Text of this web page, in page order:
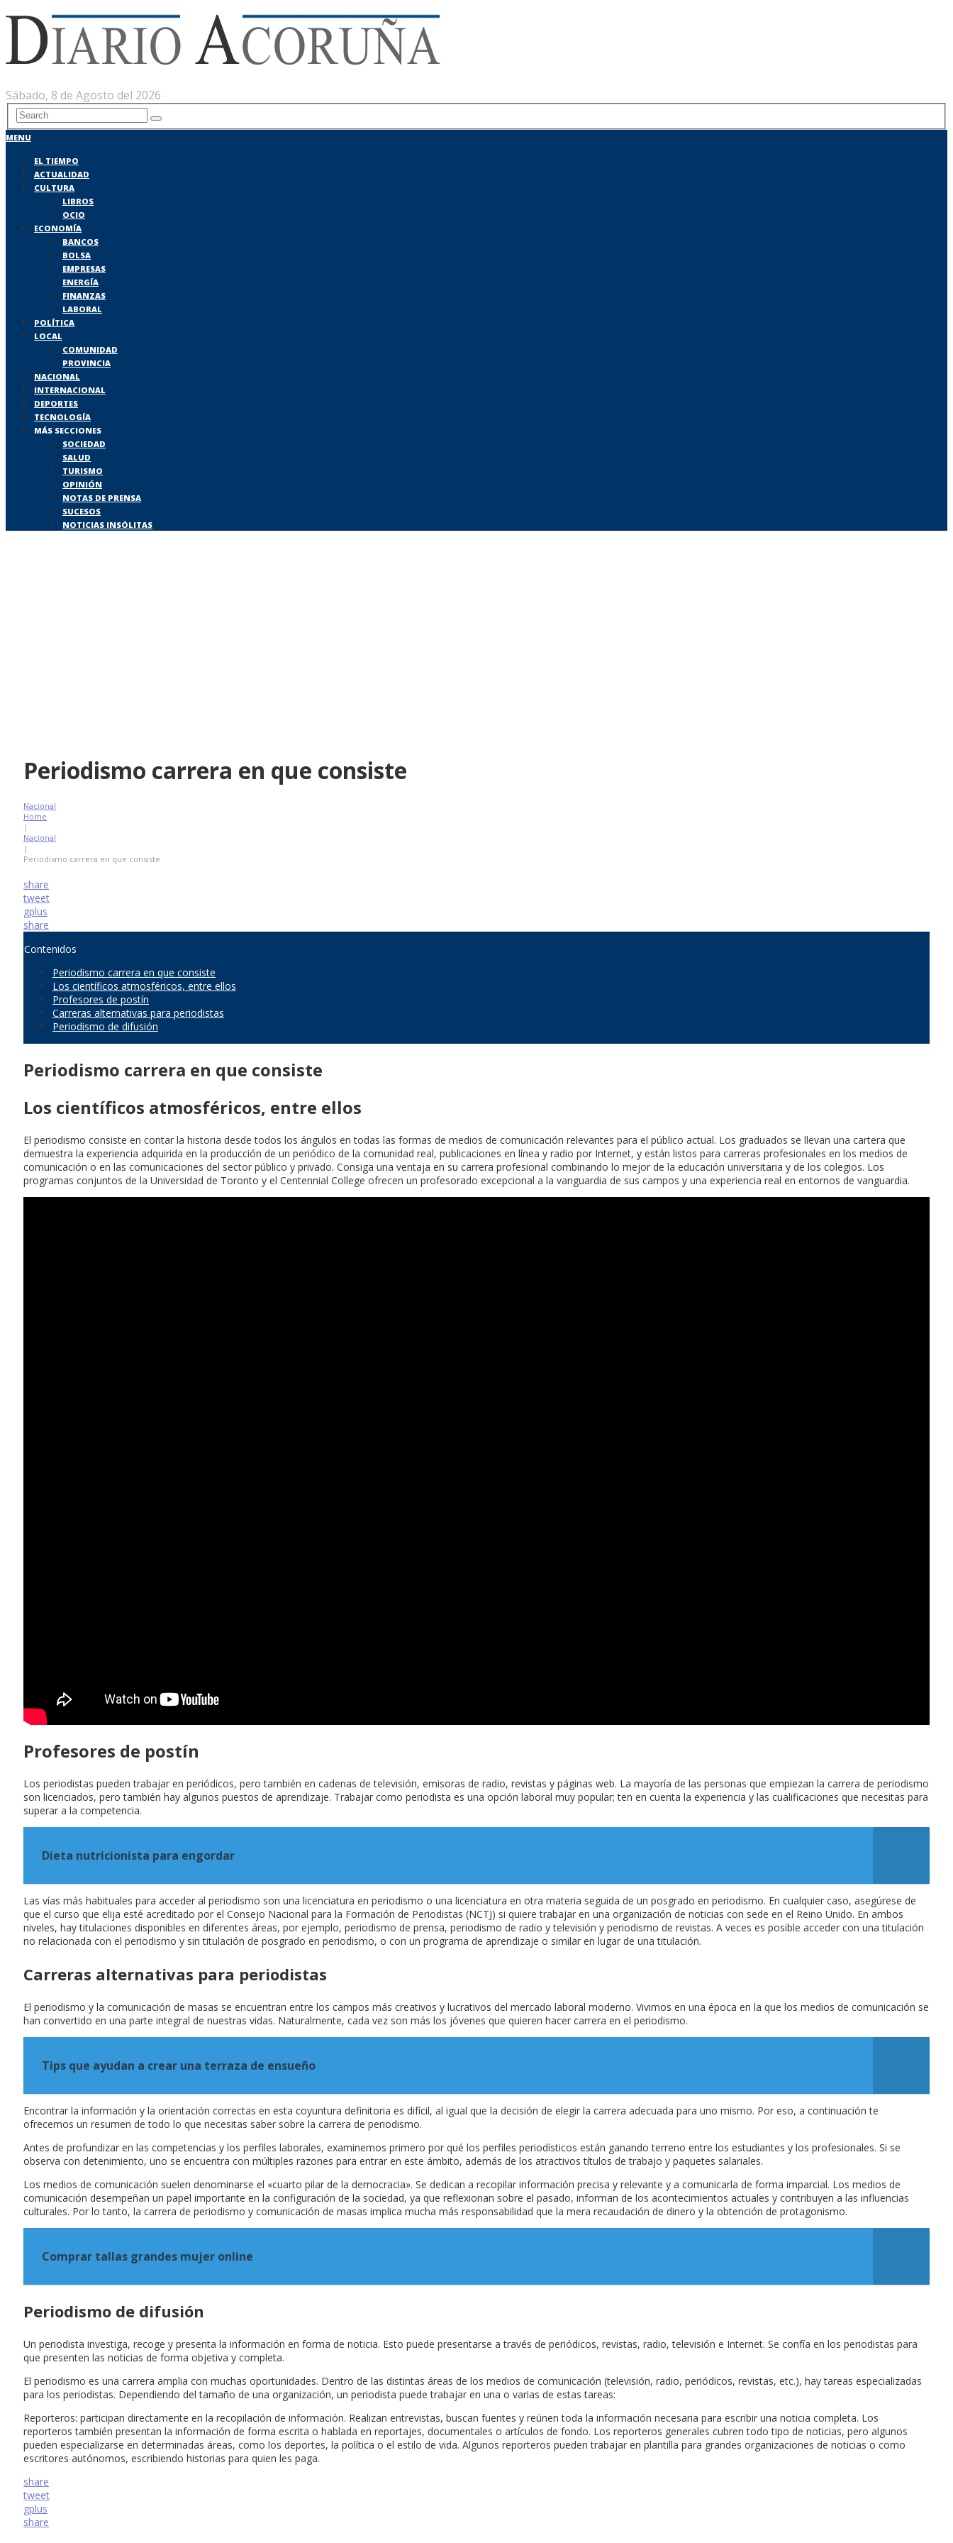
Sábado, 8 de Agosto del 2026
MENU
EL TIEMPO
ACTUALIDAD
CULTURA
LIBROS
OCIO
ECONOMÍA
BANCOS
BOLSA
EMPRESAS
ENERGÍA
FINANZAS
LABORAL
POLÍTICA
LOCAL
COMUNIDAD
PROVINCIA
NACIONAL
INTERNACIONAL
DEPORTES
TECNOLOGÍA
MÁS SECCIONES
SOCIEDAD
SALUD
TURISMO
OPINIÓN
NOTAS DE PRENSA
SUCESOS
NOTICIAS INSÓLITAS
Periodismo carrera en que consiste
Nacional
Home
|
Nacional
|
Periodismo carrera en que consiste
share
tweet
gplus
share
Contenidos
Periodismo carrera en que consiste
Los científicos atmosféricos, entre ellos
Profesores de postín
Carreras alternativas para periodistas
Periodismo de difusión
Periodismo carrera en que consiste
Los científicos atmosféricos, entre ellos
El periodismo consiste en contar la historia desde todos los ángulos en todas las formas de medios de comunicación relevantes para el público actual. Los graduados se llevan una cartera que
demuestra la experiencia adquirida en la producción de un periódico de la comunidad real, publicaciones en línea y radio por Internet, y están listos para carreras profesionales en los medios de
comunicación o en las comunicaciones del sector público y privado. Consiga una ventaja en su carrera profesional combinando lo mejor de la educación universitaria y de los colegios. Los
programas conjuntos de la Universidad de Toronto y el Centennial College ofrecen un profesorado excepcional a la vanguardia de sus campos y una experiencia real en entornos de vanguardia.
Profesores de postín
Los periodistas pueden trabajar en periódicos, pero también en cadenas de televisión, emisoras de radio, revistas y páginas web. La mayoría de las personas que empiezan la carrera de periodismo
son licenciados, pero también hay algunos puestos de aprendizaje. Trabajar como periodista es una opción laboral muy popular; ten en cuenta la experiencia y las cualificaciones que necesitas para
superar a la competencia.
Dieta nutricionista para engordar
Las vías más habituales para acceder al periodismo son una licenciatura en periodismo o una licenciatura en otra materia seguida de un posgrado en periodismo. En cualquier caso, asegúrese de
que el curso que elija esté acreditado por el Consejo Nacional para la Formación de Periodistas (NCTJ) si quiere trabajar en una organización de noticias con sede en el Reino Unido. En ambos
niveles, hay titulaciones disponibles en diferentes áreas, por ejemplo, periodismo de prensa, periodismo de radio y televisión y periodismo de revistas. A veces es posible acceder con una titulación
no relacionada con el periodismo y sin titulación de posgrado en periodismo, o con un programa de aprendizaje o similar en lugar de una titulación.
Carreras alternativas para periodistas
El periodismo y la comunicación de masas se encuentran entre los campos más creativos y lucrativos del mercado laboral moderno. Vivimos en una época en la que los medios de comunicación se
han convertido en una parte integral de nuestras vidas. Naturalmente, cada vez son más los jóvenes que quieren hacer carrera en el periodismo.
Tips que ayudan a crear una terraza de ensueño
Encontrar la información y la orientación correctas en esta coyuntura definitoria es difícil, al igual que la decisión de elegir la carrera adecuada para uno mismo. Por eso, a continuación te
ofrecemos un resumen de todo lo que necesitas saber sobre la carrera de periodismo.
Antes de profundizar en las competencias y los perfiles laborales, examinemos primero por qué los perfiles periodísticos están ganando terreno entre los estudiantes y los profesionales. Si se
observa con detenimiento, uno se encuentra con múltiples razones para entrar en este ámbito, además de los atractivos títulos de trabajo y paquetes salariales.
Los medios de comunicación suelen denominarse el «cuarto pilar de la democracia». Se dedican a recopilar información precisa y relevante y a comunicarla de forma imparcial. Los medios de
comunicación desempeñan un papel importante en la configuración de la sociedad, ya que reflexionan sobre el pasado, informan de los acontecimientos actuales y contribuyen a las influencias
culturales. Por lo tanto, la carrera de periodismo y comunicación de masas implica mucha más responsabilidad que la mera recaudación de dinero y la obtención de protagonismo.
Comprar tallas grandes mujer online
Periodismo de difusión
Un periodista investiga, recoge y presenta la información en forma de noticia. Esto puede presentarse a través de periódicos, revistas, radio, televisión e Internet. Se confía en los periodistas para
que presenten las noticias de forma objetiva y completa.
El periodismo es una carrera amplia con muchas oportunidades. Dentro de las distintas áreas de los medios de comunicación (televisión, radio, periódicos, revistas, etc.), hay tareas especializadas
para los periodistas. Dependiendo del tamaño de una organización, un periodista puede trabajar en una o varias de estas tareas:
Reporteros: participan directamente en la recopilación de información. Realizan entrevistas, buscan fuentes y reúnen toda la información necesaria para escribir una noticia completa. Los
reporteros también presentan la información de forma escrita o hablada en reportajes, documentales o artículos de fondo. Los reporteros generales cubren todo tipo de noticias, pero algunos
pueden especializarse en determinadas áreas, como los deportes, la política o el estilo de vida. Algunos reporteros pueden trabajar en plantilla para grandes organizaciones de noticias o como
escritores autónomos, escribiendo historias para quien les paga.
share
tweet
gplus
share